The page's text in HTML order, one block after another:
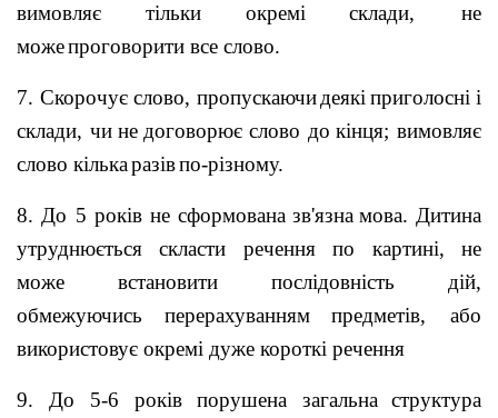
вимовляє
тільки окремі
склади, не
можепроговорити все слово.
7. Скорочує слово, пропускаючи деякі приголосні і
склади, чи не договорює слово до кінця; вимовляє
слово кількаразівпо-різному.
8. До 5 років не сформована зв'язна мова. Дитина
утруднюється скласти речення по картині, не
може
встановити послідовність
дій,
обмежуючись
перерахуванням
предметів, або
використовує окремі дуже короткі речення
9. До 5-6 років порушена загальна структура